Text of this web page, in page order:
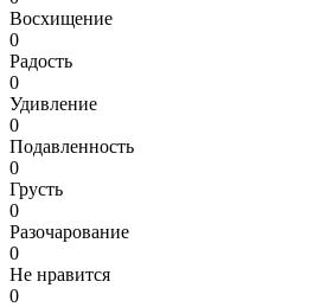
Восхищение
0
Радость
0
Удивление
0
Подавленность
0
Грусть
0
Разочарование
0
Не нравится
0